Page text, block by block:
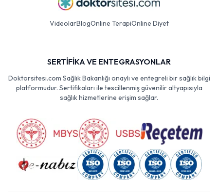
VideolarBlogOnline TerapiOnline Diyet
SERTİFİKA VE ENTEGRASYONLAR
Doktorsitesi.com Sağlık Bakanlığı onaylı ve entegreli bir sağlık bilgi
platformudur. Sertifikaları ile tescillenmiş güvenilir altyapısıyla
sağlık hizmetlerine erişim sağlar.